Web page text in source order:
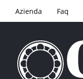
al
contenuto
Azienda Faq